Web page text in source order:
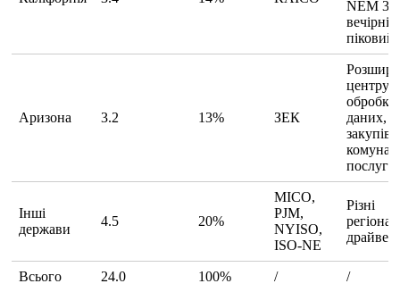
NEM
вечірній
піковий
Аризона 3.2 13% ЗЕК
центру
обробки
даних,
послуг
Інші
держави
4.5 20%
МІСО,
PJM,
NYISO,
ISO-NE
Різні
Всього 24.0 100% / /